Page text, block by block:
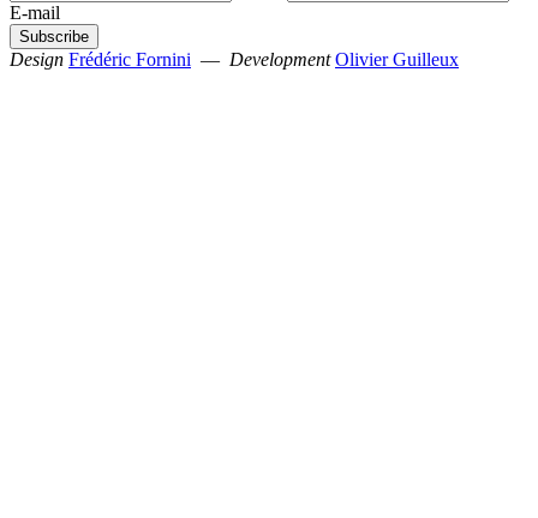
E-mail
Design Frédéric Fornini — Development Olivier Guilleux